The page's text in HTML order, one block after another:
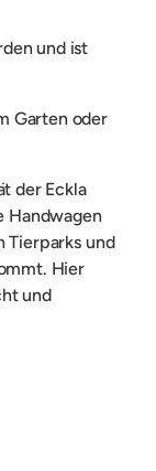
und ist
Garten oder
der Eckla
Handwagen
Tierparks und
Hier
und